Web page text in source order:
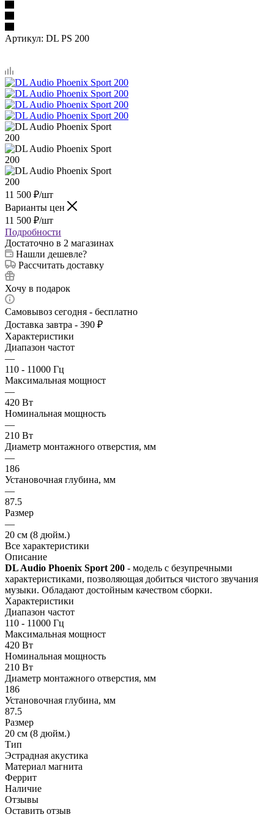
Артикул: DL PS 200
11 500 ₽/шт
Варианты цен
11 500 ₽/шт
Подробности
Достаточно в 2 магазинах
Нашли дешевле?
Рассчитать доставку
Хочу в подарок
Самовывоз сегодня - бесплатно
Доставка завтра - 390 ₽
Характеристики
Диапазон частот
—
110 - 11000 Гц
Максимальная мощност
—
420 Вт
Номинальная мощность
—
210 Вт
Диаметр монтажного отверстия, мм
—
186
Установочная глубина, мм
—
87.5
Размер
—
20 см (8 дюйм.)
Все характеристики
Описание
DL Audio Phoenix Sport 200 - модель с безупречными
характеристиками, позволяющая добиться чистого звучания
музыки. Обладают достойным качеством сборки.
Характеристики
Диапазон частот
110 - 11000 Гц
Максимальная мощност
420 Вт
Номинальная мощность
210 Вт
Диаметр монтажного отверстия, мм
186
Установочная глубина, мм
87.5
Размер
20 см (8 дюйм.)
Тип
Эстрадная акустика
Материал магнита
Феррит
Наличие
Отзывы
Оставить отзыв